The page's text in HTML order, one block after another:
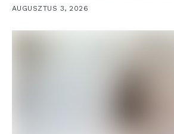
AUGUSZTUS 3, 2026